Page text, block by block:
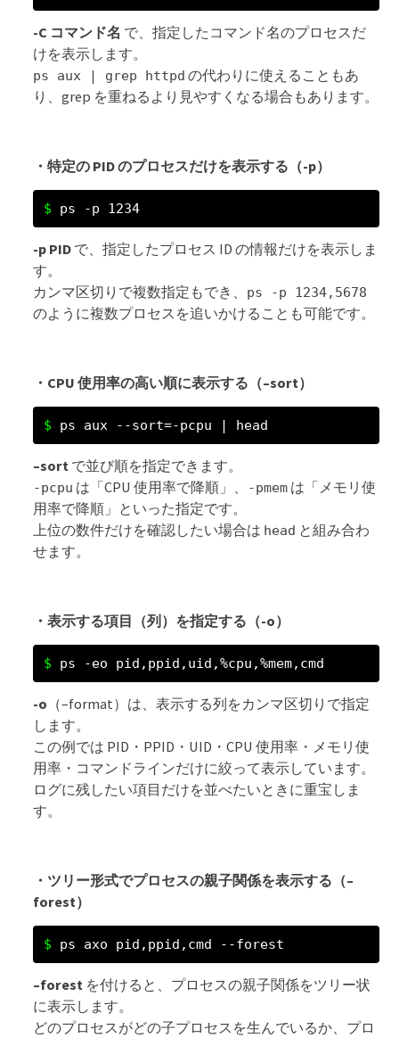
-C コマンド名 で、指定したコマンド名のプロセスだ
けを表示します。
ps aux | grep httpd の代わりに使えることもあ
り、grep を重ねるより見やすくなる場合もあります。
・特定の PID のプロセスだけを表示する（-p）
ps -p 1234
-p PIDで、指定したプロセス ID の情報だけを表示しま
す。
カンマ区切りで複数指定もでき、
ps -p 1234,5678
のように複数プロセスを追いかけることも可能です。
・CPU 使用率の高い順に表示する（–sort）
ps aux --sort=-pcpu | head
–sortで並び順を指定できます。
-pcpu は「CPU 使用率で降順」、 -pmemは「メモリ使
用率で降順」といった指定です。
上位の数件だけを確認したい場合は head と組み合わ
せます。
・表示する項目（列）を指定する（-o）
ps -eo pid,ppid,uid,%cpu,%mem,cmd
-o （–format）は、表示する列をカンマ区切りで指定
します。
この例では PID・PPID・UID・CPU 使用率・メモリ使
用率・コマンドラインだけに絞って表示しています。
ログに残したい項目だけを並べたいときに重宝しま
す。
・ツリー形式でプロセスの親子関係を表示する（–
forest）
ps axo pid,ppid,cmd --forest
–forestを付けると、プロセスの親子関係をツリー状
に表示します。
どのプロセスがどの子プロセスを生んでいるか、プロ